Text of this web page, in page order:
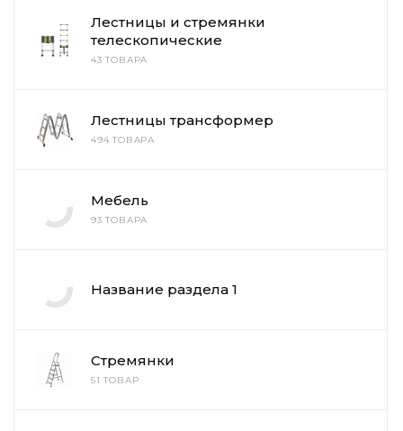
Лестницы и стремянки
телескопические
43 ТОВАРА
Лестницы трансформер
494 ТОВАРА
Мебель
93 ТОВАРА
Название раздела 1
Стремянки
51 ТОВАР